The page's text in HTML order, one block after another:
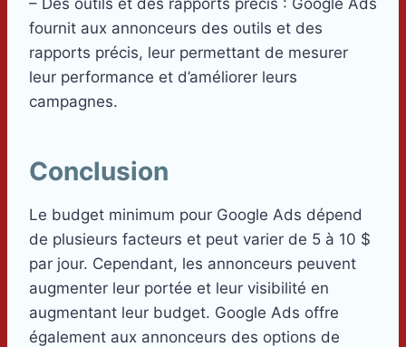
fournit aux annonceurs des outils et des
rapports précis, leur permettant de mesurer
leur performance et d’améliorer leurs
campagnes.
Conclusion
Le budget minimum pour Google Ads dépend
de plusieurs facteurs et peut varier de 5 à 10 $
par jour. Cependant, les annonceurs peuvent
augmenter leur portée et leur visibilité en
augmentant leur budget. Google Ads offre
également aux annonceurs des options de